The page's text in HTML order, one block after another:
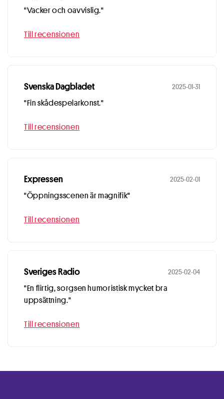
"Vacker och oavvislig."
Till recensionen
Svenska Dagbladet 2025-01-31
"Fin skådespelarkonst."
Till recensionen
Expressen 2025-02-01
"Öppningsscenen är magnifik"
Till recensionen
Sveriges Radio 2025-02-04
"En flirtig, sorgsen humoristisk mycket bra
uppsättning."
Till recensionen